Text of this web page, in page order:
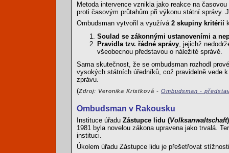
Metoda intervence vznikla jako reakce na
proti časovým průtahům při výkonu státní správy.
Ombudsman vytvořil a využívá 2 skupiny kritérií
Soulad se zákonnými ustanoveními a
Pravidla tzv. řádné správy , jejichž
všeobecnou představou o náležité správě.
Sama skutečnost, že se ombudsman rozhodl
vysokých státních úředníků, což pravidelně vede
zprávu.
(Zdroj: Veronika Kristková - Ombudsman -
Ombudsman v Rakousku
Instituce úřadu Zástupce lidu (Volksanwaltschaft)
1981 byla novelou zákona upravena jako trvalá.
instituci.
Úkolem úřadu Zástupce lidu je přešetřovat